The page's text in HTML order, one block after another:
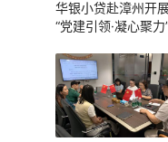
华银小贷赴漳州开
“党建引领·凝心聚力